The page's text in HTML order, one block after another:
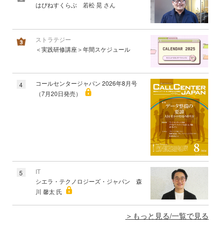
はぴねすくらぶ 若松 晃 さん
ストラテジー
＜実践研修講座＞年間スケジュール
4
コールセンタージャパン 2026年8月号
（7月20日発売）
5
IT
シエラ・テクノロジーズ・ジャパン 森
川 馨太 氏
もっと見る/一覧で見る